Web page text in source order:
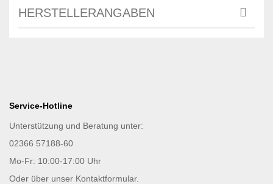
HERSTELLERANGABEN
Service-Hotline
Unterstützung und Beratung unter:
02366 57188-60
Mo-Fr: 10:00-17:00 Uhr
Oder über unser Kontaktformular.